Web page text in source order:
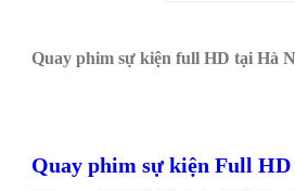
Quay phim sự kiện full HD tại Hà
Quay phim sự kiện Full